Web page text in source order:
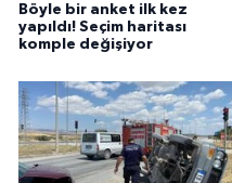
Böyle bir anket ilk kez
yapıldı! Seçim haritası
komple değişiyor